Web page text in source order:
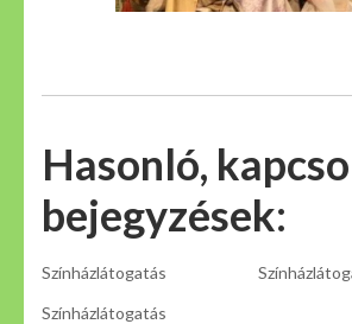
Hasonló,
bejegyzések:
Színházlátogatás
Színházlátogatás